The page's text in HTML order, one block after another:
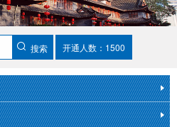
搜索 开通人数：1500